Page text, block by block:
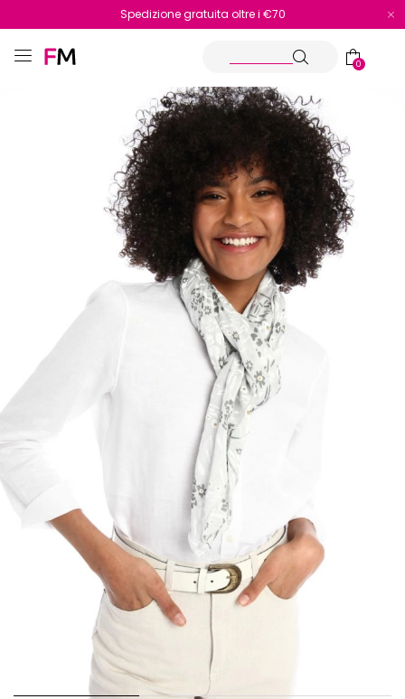
Reso facile e veloce
Spedizione gratuita oltre i €70
0